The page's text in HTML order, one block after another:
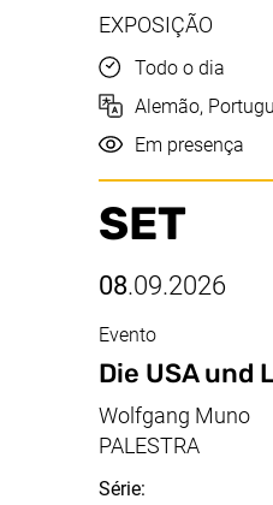
EXPOSIÇÃO
Hora
Todo o dia
Idioma
Alemão,
Realização
Em presença
SET
08.09.2026
set,
Die USA und
Evento
Wolfgang Muno
PALESTRA
Série: